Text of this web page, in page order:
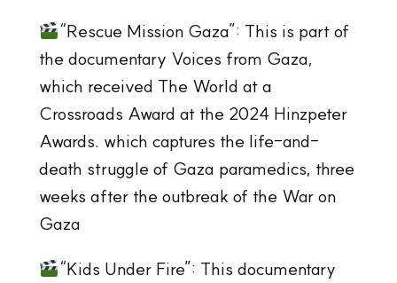
“Rescue Mission Gaza”: This is part of
the documentary Voices from Gaza,
which received The World at a
Crossroads Award at the 2024 Hinzpeter
Awards. which captures the life-and-
death struggle of Gaza paramedics, three
weeks after the outbreak of the War on
Gaza
“Kids Under Fire”: This documentary